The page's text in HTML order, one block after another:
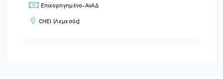
Επιχορηγημένο-ΑνΑΔ
CHEI (Λεμεσός)